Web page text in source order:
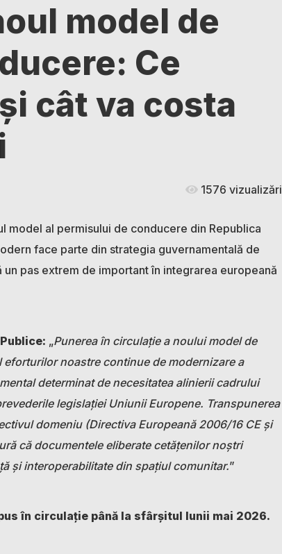
model de
Ce
cât va costa
1576 vizualizări
model al permisului de conducere din Republica
face parte din strategia guvernamentală de
pas extrem de important în integrarea europeană
„Punerea în circulație a noului model de
noastre continue de modernizare a
determinat de necesitatea alinierii cadrului
legislației Uniunii Europene. Transpunerea
domeniu (Directiva Europeană 2006/16 CE și
că documentele eliberate cetățenilor noștri
și interoperabilitate din spațiul comunitar.”
în circulație până la sfârșitul lunii mai 2026.